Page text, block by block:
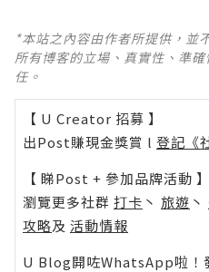
*本站之內容由作者所提供，並
所有博客的立場、真實性、準
任。
【 U Creator 招募 】
出Post賺現金獎賞 l 登記《
【 睇Post + 參加品牌活動 】
瀏覽更多社群 打卡 丶 旅遊 丶
攻略及 活動情報
U Blog開咗WhatsApp啦！